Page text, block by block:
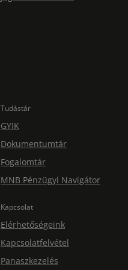
Tudástár
GYIK
Dokumentumtár
Fogalomtár
MNB Pénzügyi Navigátor
Kapcsolat
Elérhetőségeink
Kapcsolatfelvétel
Panaszkezelés